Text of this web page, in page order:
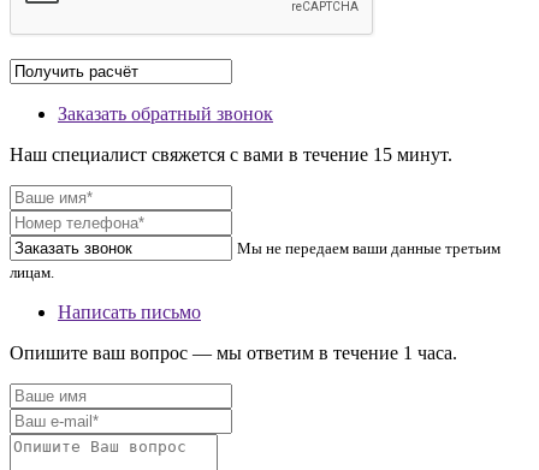
Заказать обратный звонок
Наш специалист свяжется с вами в течение 15 минут.
Мы не передаем ваши данные третьим
лицам.
Написать письмо
Опишите ваш вопрос — мы ответим в течение 1 часа.